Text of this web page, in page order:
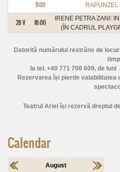
Calendar
August
11:00
RAPUNZEL
28 V 18:00
IRENE PETRA ZANI:
(ÎN CADRUL
Datorită numărului restrâns de
la tel. +40 771 708 609, de luni
Rezervarea își pierde valabilitatea
Teatrul Ariel își rezervă dreptul